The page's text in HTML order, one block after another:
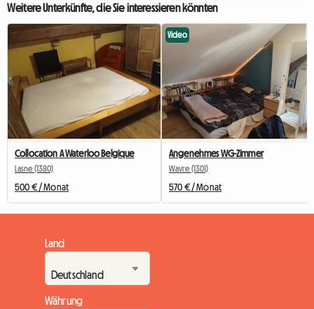
Weitere Unterkünfte, die Sie interessieren könnten
Collocation A Waterloo Belgique
Lasne (1380)
500 € / Monat
Video
Angenehmes WG-Zimmer
Wavre (1301)
570 € / Monat
Land
Währung